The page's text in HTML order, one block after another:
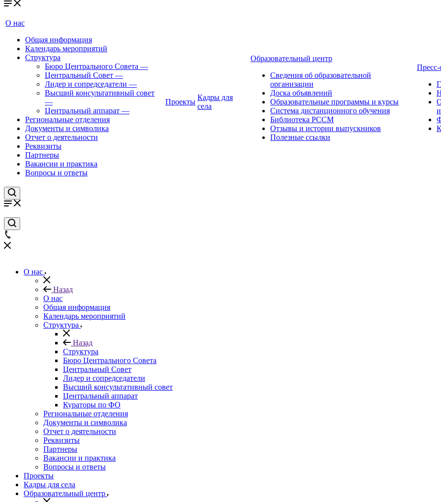
О нас
Общая информация
Календарь мероприятий
Структура
Бюро Центрального Совета —
Центральный Совет —
Лидер и сопредседатели —
Высший консультативный совет
—
Центральный аппарат —
Региональные отделения
Документы и символика
Отчет о деятельности
Реквизиты
Партнеры
Вакансии и практика
Вопросы и ответы
Проекты
Кадры для
села
Образовательный центр
Сведения об образовательной
организации
Доска объявлений
Образовательные программы и курсы
Система дистанционного обучения
Библиотека РССМ
Отзывы и истории выпускников
Полезные ссылки
Пресс-
О нас
Назад
О нас
Общая информация
Календарь мероприятий
Структура
Назад
Структура
Бюро Центрального Совета
Центральный Совет
Лидер и сопредседатели
Высший консультативный совет
Центральный аппарат
Кураторы по ФО
Региональные отделения
Документы и символика
Отчет о деятельности
Реквизиты
Партнеры
Вакансии и практика
Вопросы и ответы
Проекты
Кадры для села
Образовательный центр